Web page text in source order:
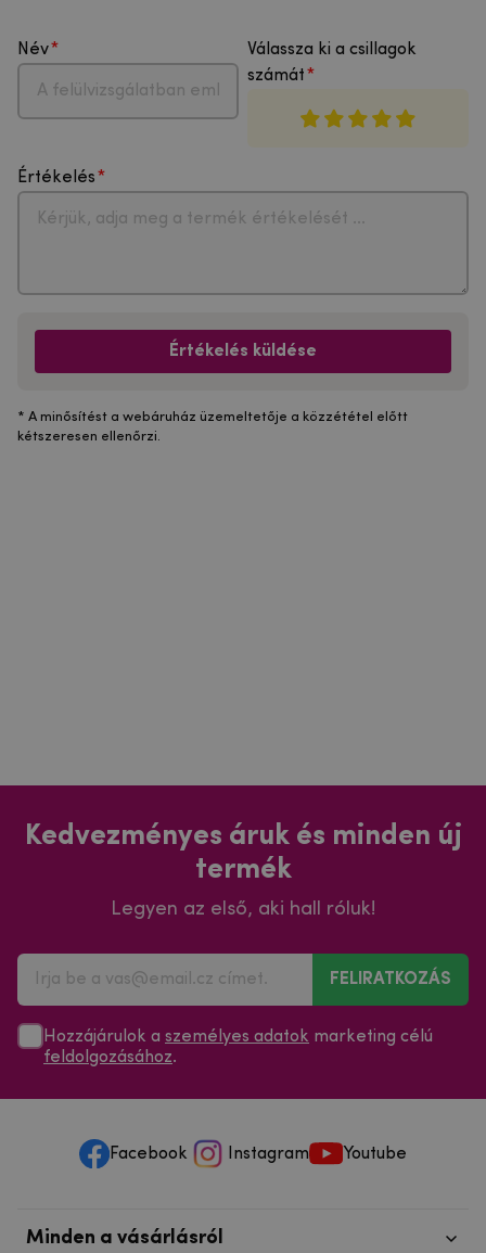
Név
Válassza ki a csillagok
számát
Értékelés
Értékelés küldése
* A minősítést a webáruház üzemeltetője a közzététel előtt
kétszeresen ellenőrzi.
Kedvezményes áruk és minden új
termék
Legyen az első, aki hall róluk!
FELIRATKOZÁS
Hozzájárulok a személyes adatok marketing célú
feldolgozásához.
Facebook Instagram Youtube
Minden a vásárlásról